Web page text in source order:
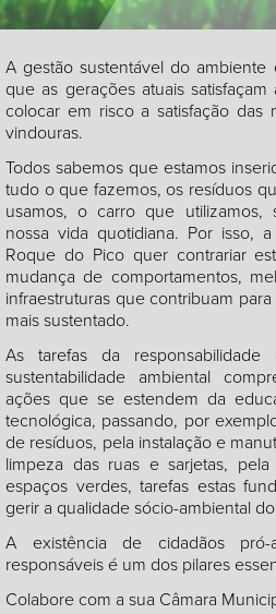
A gestão sustentável do
que as gerações atuais
colocar em risco a satisfação das
vindouras.
Todos sabemos que estamos
tudo o que fazemos, os resíduos
usamos, o carro que utilizamos,
nossa vida quotidiana. Por isso,
Roque do Pico quer contrariar
mudança de comportamentos,
infraestruturas que contribuam
mais sustentado.
As tarefas da
sustentabilidade ambiental
ações que se estendem da
tecnológica, passando, por
de resíduos, pela instalação e
limpeza das ruas e sarjetas,
espaços verdes, tarefas estas
gerir a qualidade sócio-ambiental
A existência de cidadãos pró-
responsáveis é um dos pilares
Colabore com a sua Câmara